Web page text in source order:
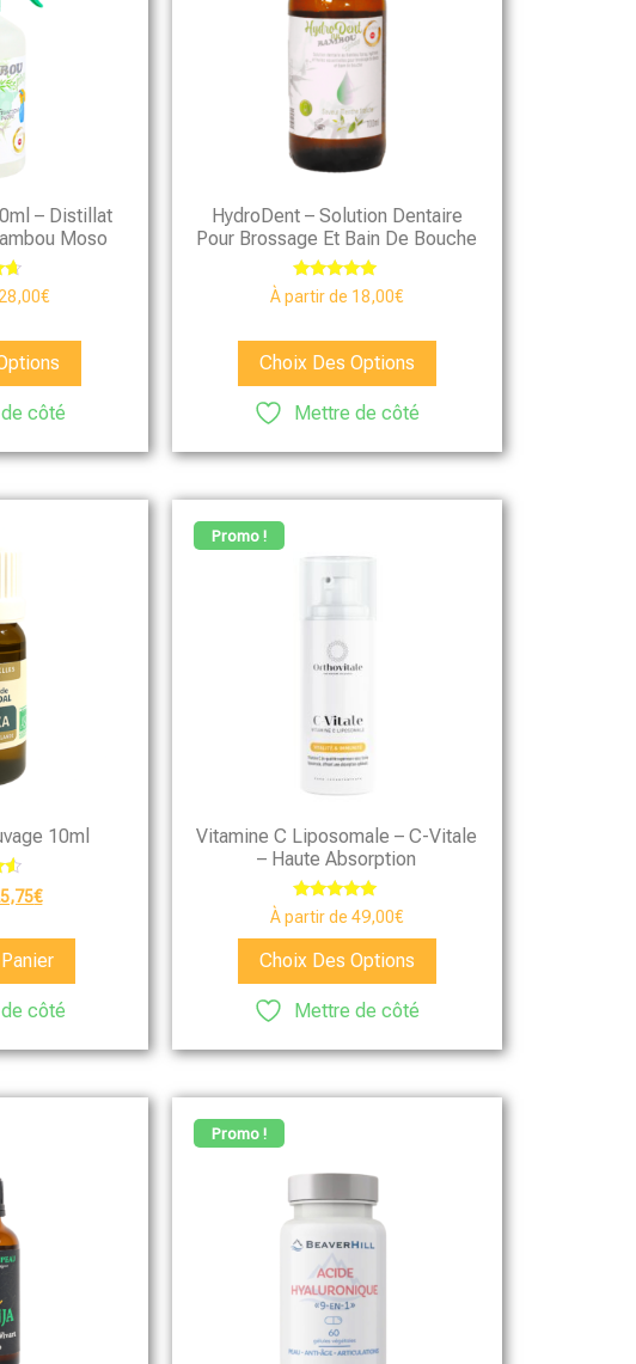
– Distillat
Moso
28,00€
côté
HydroDent – Solution Dentaire
Pour Brossage Et Bain De Bouche
Note
4.75
À partir de 18,00€
Choix Des Options
Mettre de côté
10ml
€
côté
Promo !
Vitamine C Liposomale – C-Vitale
– Haute Absorption
Note
5.00
sur 5
À partir de 49,00€
Choix Des Options
Mettre de côté
Promo !